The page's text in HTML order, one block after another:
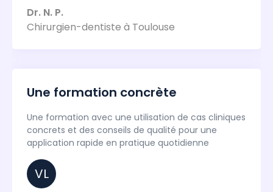
Dr. N. P.
Chirurgien-dentiste à Toulouse
Une formation concrète
Une formation avec une utilisation de cas cliniques
concrets et des conseils de qualité pour une
application rapide en pratique quotidienne
VL